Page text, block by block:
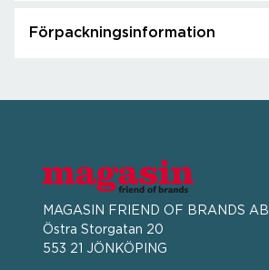
Förpackningsinformation
MAGASIN FRIEND OF BRANDS AB
Östra Storgatan 20
553 21 JÖNKÖPING